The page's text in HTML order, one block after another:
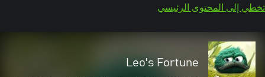
تخطي إلى المحتوى الرئيسي
Leo's Fortune